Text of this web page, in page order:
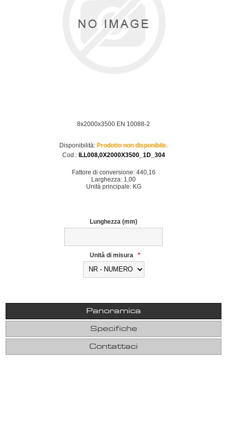
8x2000x3500 EN 10088-2
Disponibilità: Prodotto non disponibile.
Cod.:
ILL008,0X2000X3500_1D_304
Fattore di conversione: 440,16
Larghezza: 1,00
Unità principale: KG
Lunghezza (mm)
Unità di misura *
Panoramica
Specifiche
Contattaci